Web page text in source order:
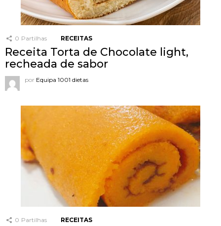
0 Partilhas RECEITAS
Receita Torta de Chocolate light,
recheada de sabor
por Equipa 1001 dietas
0 Partilhas RECEITAS